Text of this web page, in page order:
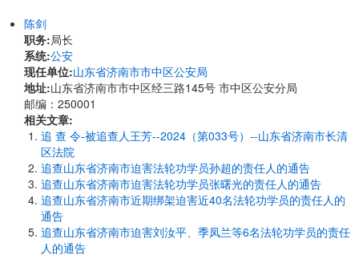
陈剑
职务:局长
系统:公安
现任单位:山东省济南市市中区公安局
地址:山东省济南市市中区经三路145号 市中区公安分局
邮编：250001
相关文章:
追 查 令-被追查人王芳--2024（第033号）--山东省济南市长清
区法院
追查山东省济南市迫害法轮功学员孙超的责任人的通告
追查山东省济南市迫害法轮功学员张曙光的责任人的通告
追查山东省济南市近期绑架迫害近40名法轮功学员的责任人的
通告
追查山东省济南市迫害刘汝平、季凤兰等6名法轮功学员的责任
人的通告